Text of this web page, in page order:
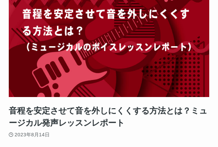
音程を安定させて音を外しにくくする方法とは？ミュ
ージカル発声レッスンレポート
2023年8月14日